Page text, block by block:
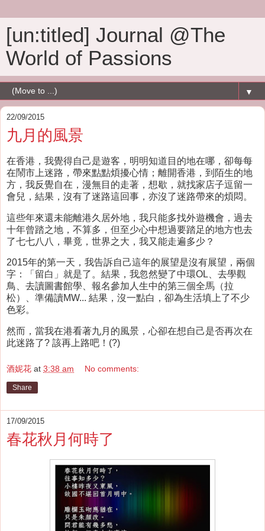
[un:titled] Journal @The
World of Passions
▼
22/09/2015
九月的風景
在香港，我覺得自己是遊客，明明知道目的地在哪，卻每每
在鬧市上迷路，帶來點點煩擾心情；離開香港，到陌生的地
方，我反覺自在，漫無目的走著，想歇，就找家店子逗留一
會兒，結果，沒有了迷路這回事，亦沒了迷路帶來的煩悶。
這些年來還未能離港久居外地，我只能多找外遊機會，過去
十年曾踏之地，不算多，但至少心中想過要踏足的地方也去
了七七八八，畢竟，世界之大，我又能走遍多少？
2015年的第一天，我告訴自己這年的展望是沒有展望，兩個
字：「留白」就是了。結果，我忽然變了中環OL、去學觀
鳥、去讀圖書館學、報名參加人生中的第三個全馬（拉
松）、準備讀MW... 結果，沒一點白，卻為生活填上了不少
色彩。
然而，當我在港看著九月的風景，心卻在想自己是否再次在
此迷路了? 該再上路吧！(?)
酒妮花 at 3:38 am No comments:
Share
17/09/2015
春花秋月何時了